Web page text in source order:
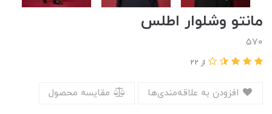
مانتو وشلوار اطلس
۵۷۰
از 22
مقایسه محصول